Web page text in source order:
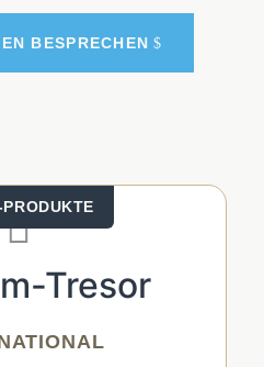
BESPRE­CHEN

Tresor